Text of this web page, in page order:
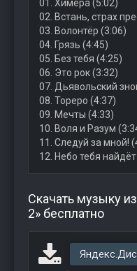
01. Химера (5:02)
02. Встань, страх
03. Волонтёр (3:06)
04. Грязь (4:45)
05. Без тебя (4:25)
06. Это рок (3:32)
07. Дьявольский
08. Тореро (4:37)
09. Мечты (4:33)
10. Воля и Разум
11. Следуй за мной!
12. Небо тебя
Скачать музыку
2» бесплатно